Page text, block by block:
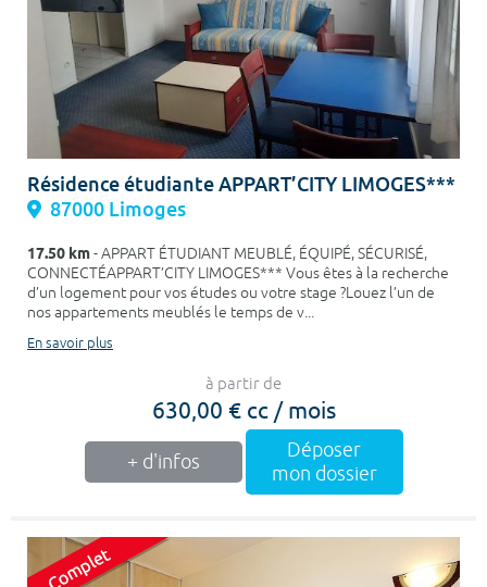
Résidence étudiante APPART’CITY LIMOGES***
87000 Limoges
17.50 km- APPART ÉTUDIANT MEUBLÉ, ÉQUIPÉ, SÉCURISÉ,
CONNECTÉAPPART’CITY LIMOGES*** Vous êtes à la recherche
d’un logement pour vos études ou votre stage ?Louez l’un de
nos appartements meublés le temps de v...
En savoir plus
à partir de
630,00 € cc / mois
+ d'infos
Déposer
mon dossier